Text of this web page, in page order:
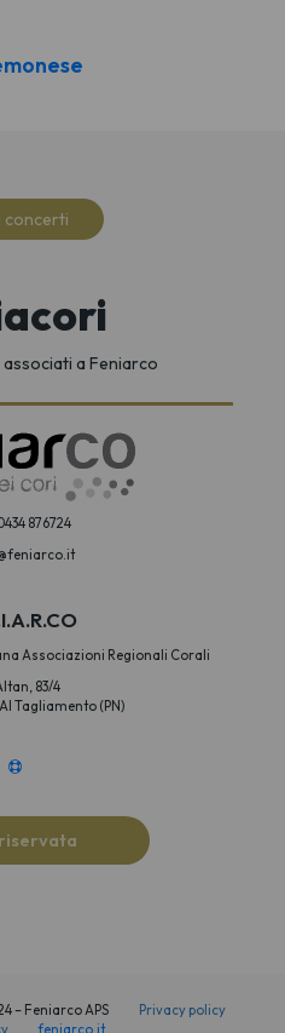
concerti
a Feniarco
876724
Associazioni Regionali Corali
83/4
Tagliamento (PN)
– Feniarco APS
Privacy policy
feniarco.it